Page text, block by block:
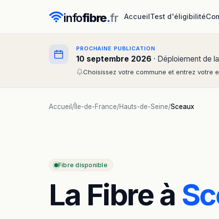
infofibre.fr AccueilTest d'éligibilité
PROCHAINE PUBLICATION
10 septembre 2026 · Déploiement de
Choisissez votre commune et entrez votre
Accueil / Île-de-France/Hauts-de-Seine/Sceaux
Fibre disponible
La Fibre à